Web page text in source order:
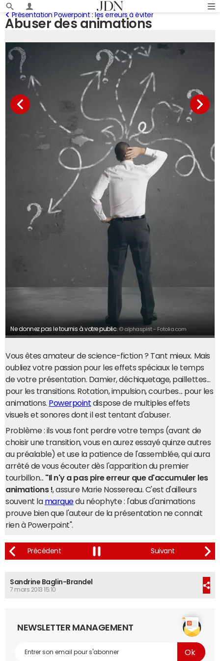
Abuser des animations
Présentation Powerpoint : les erreurs à éviter
Ne donnez pas le tournis à votre public. © alphaspirit - Fotolia.com
Vous êtes amateur de science-fiction ? Tant mieux. Mais
oubliez votre passion pour les effets spéciaux le temps
de votre présentation. Damier, déchiquetage, paillettes...
pour les transitions. Rotation, impulsion, courbes... pour les
animations. Powerpoint dispose de multiples effets
visuels et sonores dont il est tentant d'abuser.
Problème : ils vous font perdre votre temps (avant de
choisir une transition, vous en aurez essayé quinze autres
au préalable) et use la patience de l'assemblée, qui aura
arrêté de vous écouter dès l'apparition du premier
tourbillon... "Il n'y a pas pire erreur que d'accumuler les
animations !, assure Marie Nossereau. C'est d'ailleurs
souvent la marquedu néophyte : l'abus d'animations
prouve bien que l'auteur de la présentation ne connait
rien à Powerpoint".
Sandrine Baglin-Brandel
7 mars 2013 15:10
NEWSLETTER MANAGEMENT